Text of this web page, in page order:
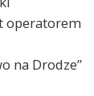
operatorem
na Drodze”